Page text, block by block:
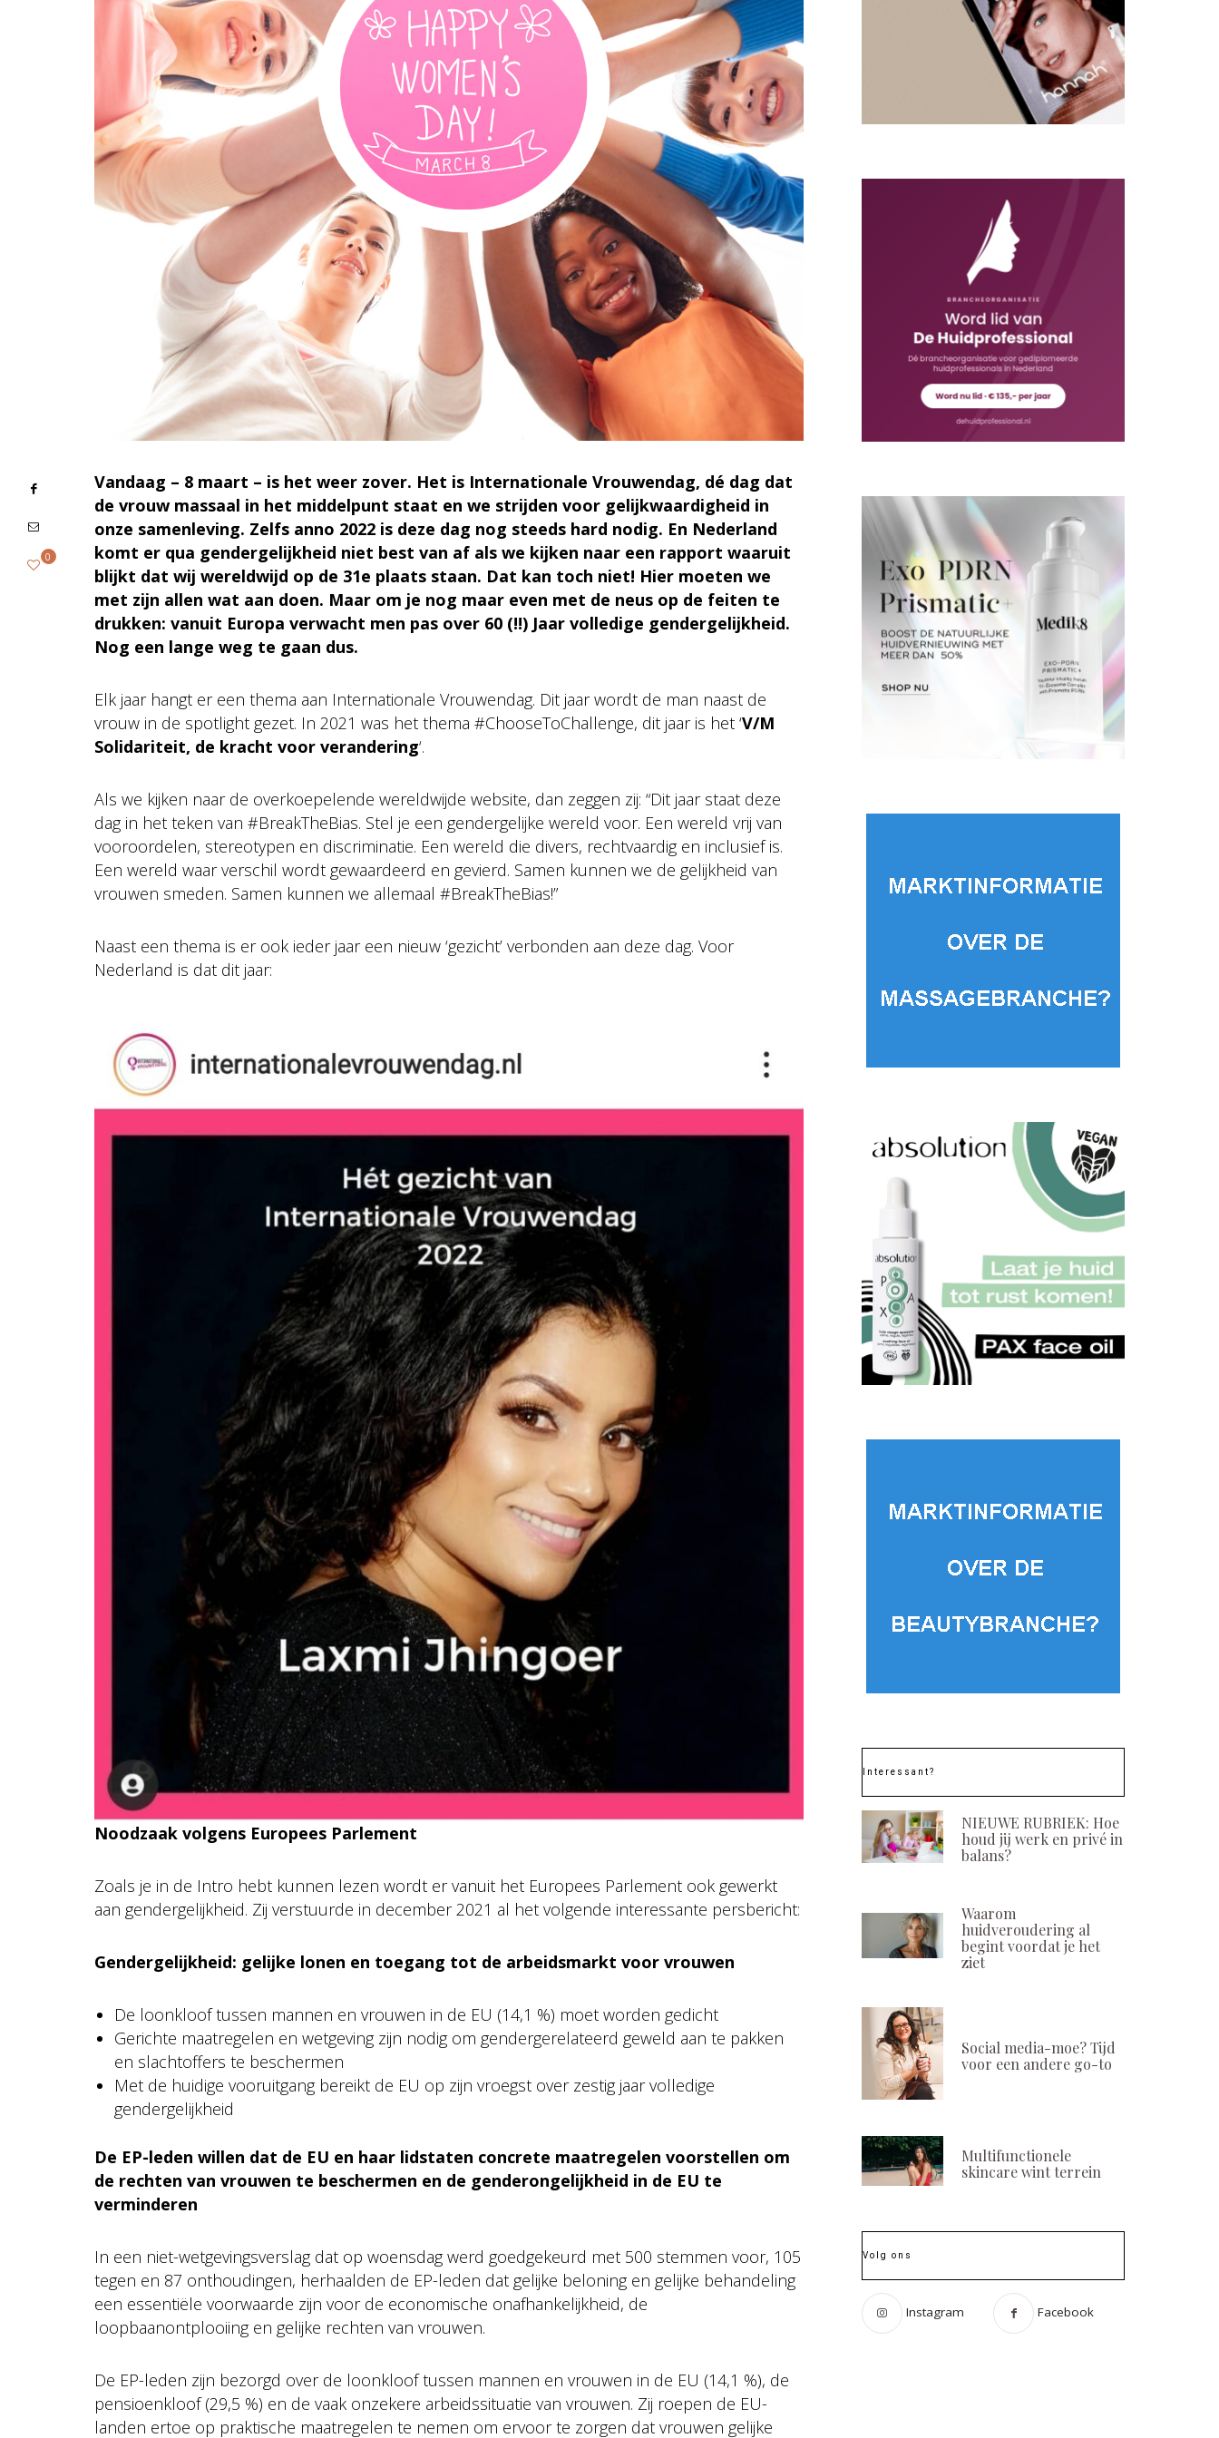
Vandaag – 8 maart – is het weer zover. Het is Internationale Vrouwendag, dé dag dat
de vrouw massaal in het middelpunt staat en we strijden voor gelijkwaardigheid in
onze samenleving. Zelfs anno 2022 is deze dag nog steeds hard nodig. En Nederland
komt er qua gendergelijkheid niet best van af als we kijken naar een rapport waaruit
blijkt dat wij wereldwijd op de 31e plaats staan. Dat kan toch niet! Hier moeten we
met zijn allen wat aan doen. Maar om je nog maar even met de neus op de feiten te
drukken: vanuit Europa verwacht men pas over 60 (!!) Jaar volledige gendergelijkheid.
Nog een lange weg te gaan dus.
Elk jaar hangt er een thema aan Internationale Vrouwendag. Dit jaar wordt de man naast de
vrouw in de spotlight gezet. In 2021 was het thema #ChooseToChallenge, dit jaar is het ‘V/M
Solidariteit, de kracht voor verandering‘.
Als we kijken naar de overkoepelende wereldwijde website, dan zeggen zij: “Dit jaar staat deze
dag in het teken van #BreakTheBias. Stel je een gendergelijke wereld voor. Een wereld vrij van
vooroordelen, stereotypen en discriminatie. Een wereld die divers, rechtvaardig en inclusief is.
Een wereld waar verschil wordt gewaardeerd en gevierd. Samen kunnen we de gelijkheid van
vrouwen smeden. Samen kunnen we allemaal #BreakTheBias!”
Naast een thema is er ook ieder jaar een nieuw ‘gezicht’ verbonden aan deze dag. Voor
Nederland is dat dit jaar:
Noodzaak volgens Europees Parlement
Zoals je in de Intro hebt kunnen lezen wordt er vanuit het Europees Parlement ook gewerkt
aan gendergelijkheid. Zij verstuurde in december 2021 al het volgende interessante persbericht:
Gendergelijkheid: gelijke lonen en toegang tot de arbeidsmarkt voor vrouwen
De loonkloof tussen mannen en vrouwen in de EU (14,1 %) moet worden gedicht
Gerichte maatregelen en wetgeving zijn nodig om gendergerelateerd geweld aan te pakken
en slachtoffers te beschermen
Met de huidige vooruitgang bereikt de EU op zijn vroegst over zestig jaar volledige
gendergelijkheid
De EP-leden willen dat de EU en haar lidstaten concrete maatregelen voorstellen om
de rechten van vrouwen te beschermen en de genderongelijkheid in de EU te
verminderen
In een niet-wetgevingsverslag dat op woensdag werd goedgekeurd met 500 stemmen voor, 105
tegen en 87 onthoudingen, herhaalden de EP-leden dat gelijke beloning en gelijke behandeling
een essentiële voorwaarde zijn voor de economische onafhankelijkheid, de
loopbaanontplooiing en gelijke rechten van vrouwen.
De EP-leden zijn bezorgd over de loonkloof tussen mannen en vrouwen in de EU (14,1 %), de
pensioenkloof (29,5 %) en de vaak onzekere arbeidssituatie van vrouwen. Zij roepen de EU-
landen ertoe op praktische maatregelen te nemen om ervoor te zorgen dat vrouwen gelijke
0
Interessant?
NIEUWE RUBRIEK: Hoe
houd jij werk en privé in
balans?
Waarom
huidveroudering al
begint voordat je het
ziet
Social media-moe? Tijd
voor een andere go-to
Multifunctionele
skincare wint terrein
Volg ons
Instagram Facebook